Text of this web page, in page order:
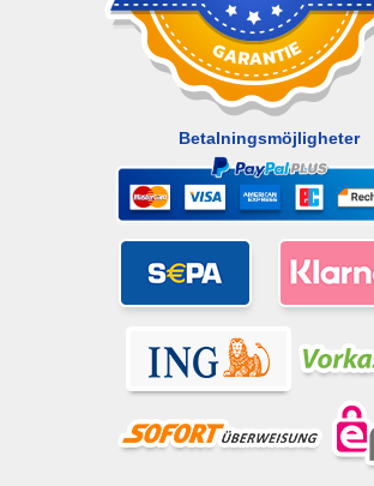
Betalningsmöjligheter